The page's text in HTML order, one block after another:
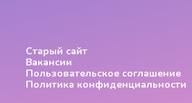
Старый сайт
Вакансии
Пользовательское соглашение
Политика конфиденциальности